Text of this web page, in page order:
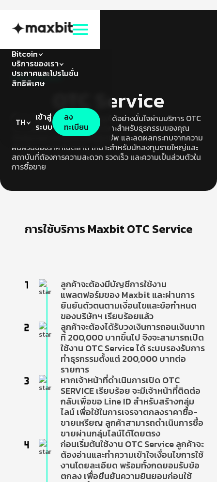
Bitcoin
บริการของเรา
ประกาศและโปรโมชั่น
สิทธิพิเศษ
TH
เข้าสู่
ระบบ
ลง
ทะเบียน
บริการของเรา
OTC Service
ซื้อขายสินทรัพย์ดิจิทัลมูลค่าสูงได้อย่างมั่นใจผ่านบริการ OTC
จาก Maxbit รับราคาที่เสนอเฉพาะสำหรับธุรกรรมของคุณ
ดำเนินรายการโดยทีมงานมืออาชีพ และลดผลกระทบจากความ
ผันผวนของราคาในตลาด เหมาะสำหรับนักลงทุนรายใหญ่และ
สถาบันที่ต้องการความสะดวก รวดเร็ว และความเป็นส่วนตัวใน
การซื้อขาย
การใช้บริการ Maxbit OTC Service
ลูกค้าจะต้องมีบัญชีการใช้งาน
แพลตฟอร์มของ Maxbit และผ่านการ
ยืนยันตัวตนตามเงื่อนไขและข้อกำหนด
ของบริษัทฯ เรียบร้อยแล้ว
ลูกค้าจะต้องได้รับวงเงินการถอนเงินบาท
ที่ 200,000 บาทขึ้นไป จึงจะสามารถเปิด
ใช้งาน OTC Service ได้ ระบบรองรับการ
ทำธุรกรรมตั้งแต่ 200,000 บาทต่อ
รายการ
หากเจ้าหน้าที่ดำเนินการเปิด OTC
SERVICE เรียบร้อย จะมีเจ้าหน้าที่ติดต่อ
กลับเพื่อขอ Line ID สำหรับสร้างกลุ่ม
ไลน์ เพื่อใช้ในการเจรจาตกลงราคาซื้อ-
ขายเหรียญ ลูกค้าสามารถดำเนินการซื้อ
ขายผ่านกลุ่มไลน์ได้โดยตรง
ก่อนเริ่มต้นใช้งาน OTC Service ลูกค้าจะ
ต้องอ่านและทำความเข้าใจเงื่อนไขการใช้
งานโดยละเอียด พร้อมทั้งกดยอมรับข้อ
ตกลง เพื่อยืนยันความยินยอมก่อนใช้